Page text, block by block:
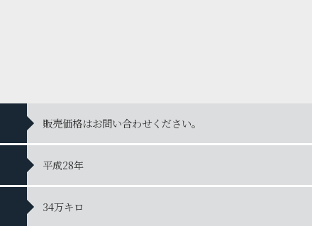
販売価格はお問い合わせください。
平成28年
34万キロ